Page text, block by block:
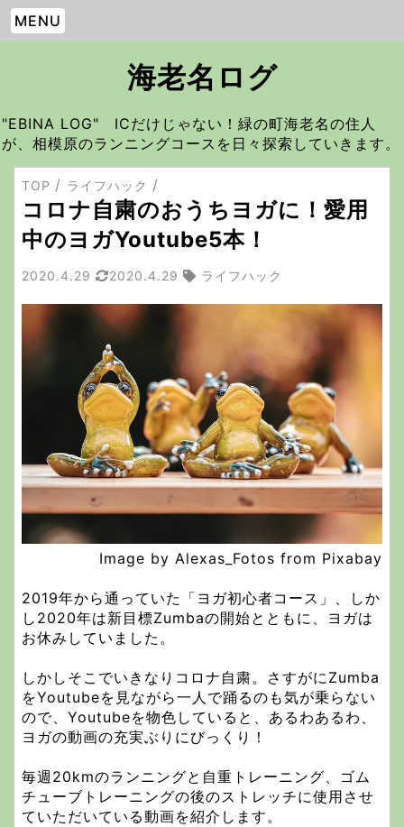
MENU
海老名ログ
"EBINA LOG" ICだけじゃない！緑の町海老名の住人
が、相模原のランニングコースを日々探索していきます。
TOP ライフハック
コロナ自粛のおうちヨガに！愛用
中のヨガYoutube5本！
2020.4.29 2020.4.29 ライフハック
Image by Alexas_Fotos from Pixabay
2019年から通っていた「ヨガ初心者コース」、しか
し2020年は新目標Zumbaの開始とともに、ヨガは
お休みしていました。
しかしそこでいきなりコロナ自粛。さすがにZumba
をYoutubeを見ながら一人で踊るのも気が乗らない
ので、Youtubeを物色していると、あるわあるわ、
ヨガの動画の充実ぶりにびっくり！
毎週20kmのランニングと自重トレーニング、ゴム
チューブトレーニングの後のストレッチに使用させ
ていただいている動画を紹介します。